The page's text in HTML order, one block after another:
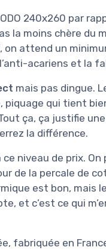
240x260 par
la moins chère du
attend un
acariens et la
mais pas dingue.
qui tient
ça, ça justifie
la différence.
niveau de prix.
de la percale de
est bon, mais
et c’est ce qui
fabriquée en